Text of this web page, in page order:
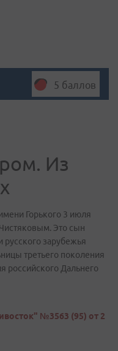
5 баллов
Из
Горького 3 июля
Это сын
русского зарубежья
третьего поколения
российского Дальнего
№3563 (95) от 2